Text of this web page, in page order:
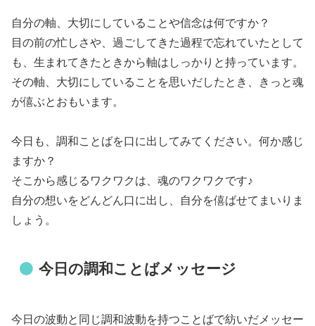
自分の軸、大切にしていることや信念は何ですか？
目の前の忙しさや、過ごしてきた過程で忘れていたとして
も、生まれてきたときから軸はしっかりと持っています。
その軸、大切にしていることを思いだしたとき、きっと魂
が僖ぶとおもいます。
今日も、調和ことばを口に出してみてください。何か感じ
ますか？
そこから感じるワクワクは、魂のワクワクです♪
自分の想いをどんどん口に出し、自分を僖ばせてまいりま
しょう。
今日の調和ことばメッセージ
今日の波動と同じ調和波動を持つことばで紡いだメッセー